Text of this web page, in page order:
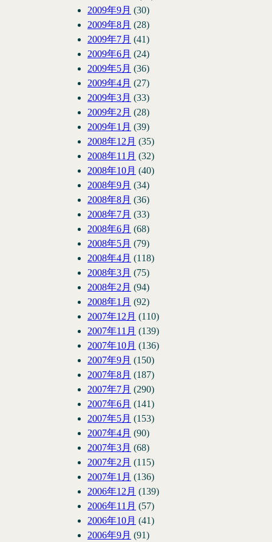
2009年9月 (30)
2009年8月 (28)
2009年7月 (41)
2009年6月 (24)
2009年5月 (36)
2009年4月 (27)
2009年3月 (33)
2009年2月 (28)
2009年1月 (39)
2008年12月 (35)
2008年11月 (32)
2008年10月 (40)
2008年9月 (34)
2008年8月 (36)
2008年7月 (33)
2008年6月 (68)
2008年5月 (79)
2008年4月 (118)
2008年3月 (75)
2008年2月 (94)
2008年1月 (92)
2007年12月 (110)
2007年11月 (139)
2007年10月 (136)
2007年9月 (150)
2007年8月 (187)
2007年7月 (290)
2007年6月 (141)
2007年5月 (153)
2007年4月 (90)
2007年3月 (68)
2007年2月 (115)
2007年1月 (136)
2006年12月 (139)
2006年11月 (57)
2006年10月 (41)
2006年9月 (91)